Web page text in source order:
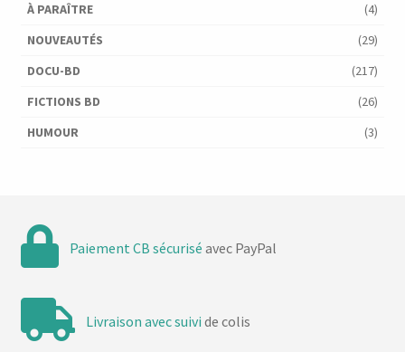
À PARAÎTRE
(4)
NOUVEAUTÉS
(29)
DOCU-BD
(217)
FICTIONS BD
(26)
HUMOUR
(3)
Paiement CB sécurisé avec PayPal
Livraison avec suivi de colis